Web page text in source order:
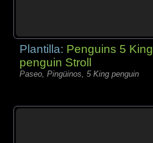
Plantilla: Penguins 5 King
penguin Stroll
Paseo, Pingüinos, 5 King penguin